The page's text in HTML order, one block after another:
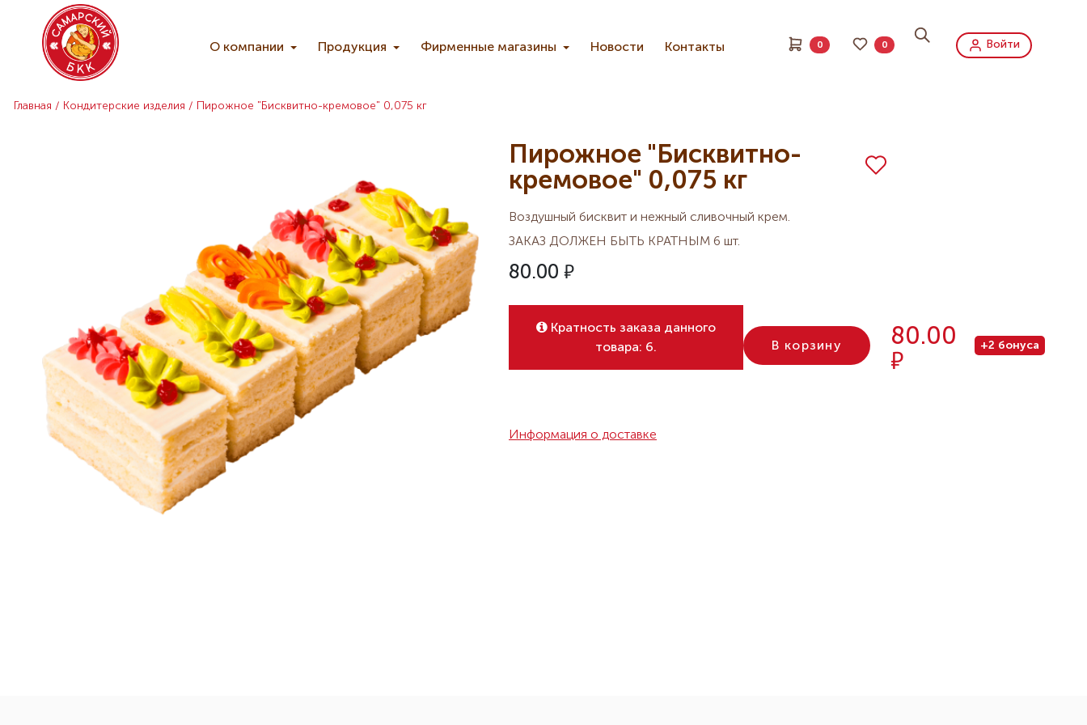
О компании Продукция Фирменные магазины Новости Контакты 0 0 Войти
Главная Кондитерские изделия Пирожное "Бисквитно-кремовое" 0,075 кг
Пирожное "Бисквитно-
кремовое" 0,075 кг
Воздушный бисквит и нежный сливочный крем.
ЗАКАЗ ДОЛЖЕН БЫТЬ КРАТНЫМ 6 шт.
80.00
80.00
Р
+2 бонуса
В корзину
Кратность заказа данного
товара: 6.
Информация о доставке